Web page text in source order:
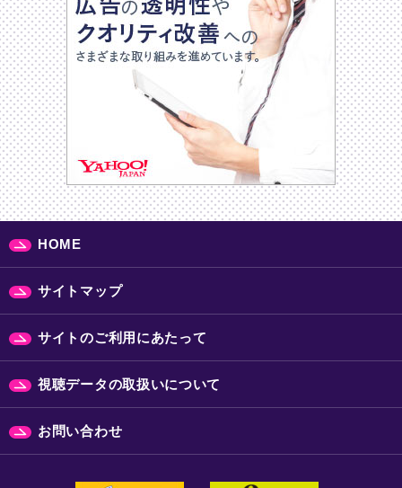
HOME
サイトマップ
サイトのご利用にあたって
視聴データの取扱いについて
お問い合わせ